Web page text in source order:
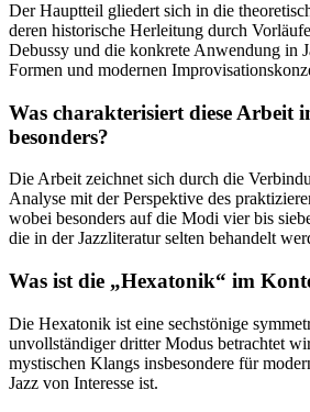
Der Hauptteil gliedert sich in die
deren historische Herleitung durch
Debussy und die konkrete Anwendung in
Formen und modernen
Was charakterisiert diese Arbeit
besonders?
Die Arbeit zeichnet sich durch die
Analyse mit der Perspektive des
wobei besonders auf die Modi vier bis
die in der Jazzliteratur selten behandelt
Was ist die „Hexatonik“ im
Die Hexatonik ist eine sechstönige
unvollständiger dritter Modus betrachtet
mystischen Klangs insbesondere für
Jazz von Interesse ist.